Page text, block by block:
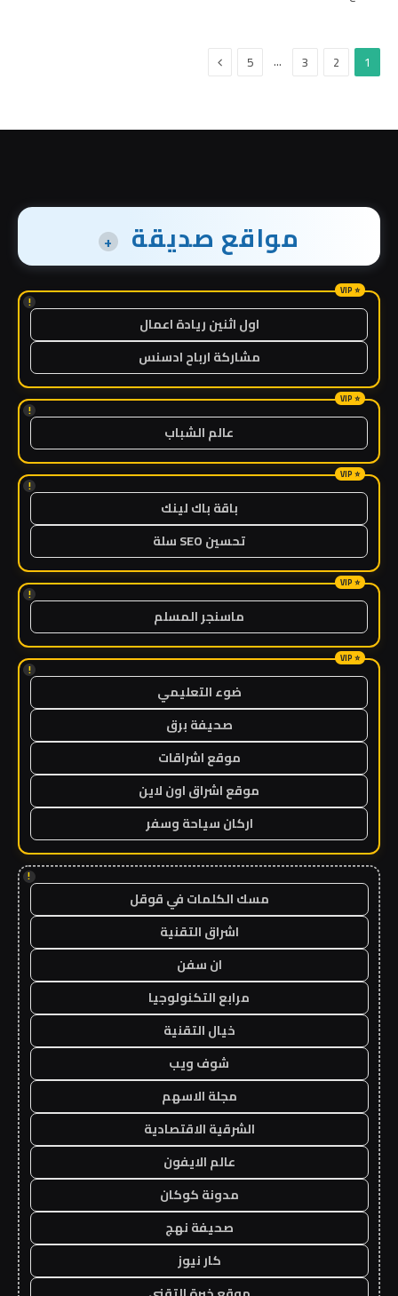
1
2
3
…
5 التالي
مواقع صديقة +
!
اول اثنين ريادة اعمال
مشاركة ارباح ادسنس
!
عالم الشباب
!
باقة باك لينك
تحسين SEO سلة
!
ماسنجر المسلم
!
ضوء التعليمي
صحيفة برق
موقع اشراقات
موقع اشراق اون لاين
اركان سياحة وسفر
!
مسك الكلمات في قوقل
اشراق التقنية
ان سفن
مرابع التكنولوجيا
خيال التقنية
شوف ويب
مجلة الاسهم
الشرقية الاقتصادية
عالم الايفون
مدونة كوكان
صحيفة نهج
كار نيوز